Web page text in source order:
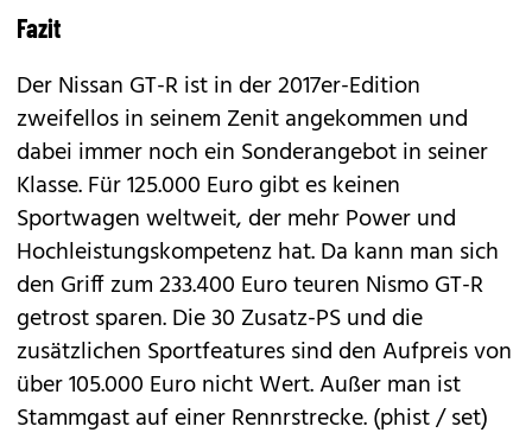
Fazit
Der Nissan GT-R ist in der 2017er-Edition
zweifellos in seinem Zenit angekommen und
dabei immer noch ein Sonderangebot in seiner
Klasse. Für 125.000 Euro gibt es keinen
Sportwagen weltweit, der mehr Power und
Hochleistungskompetenz hat. Da kann man sich
den Griff zum 233.400 Euro teuren Nismo GT-R
getrost sparen. Die 30 Zusatz-PS und die
zusätzlichen Sportfeatures sind den Aufpreis von
über 105.000 Euro nicht Wert. Außer man ist
Stammgast auf einer Rennrstrecke. (phist / set)